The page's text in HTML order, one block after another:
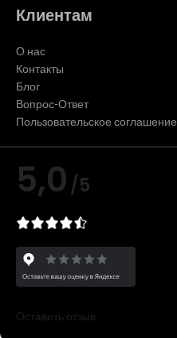
Клиентам
О нас
Контакты
Блог
Вопрос-Ответ
Пользовательское соглашение
5,0 /5
Оставить отзыв